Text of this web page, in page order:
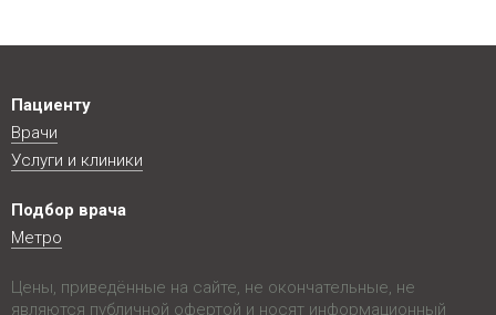
Пациенту
Врачи
Услуги и клиники
Подбор врача
Метро
Цены, приведённые на сайте, не окончательные, не
являются публичной офертой и носят информационный